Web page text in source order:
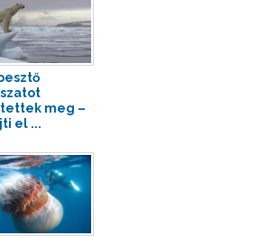
meg –
el ...